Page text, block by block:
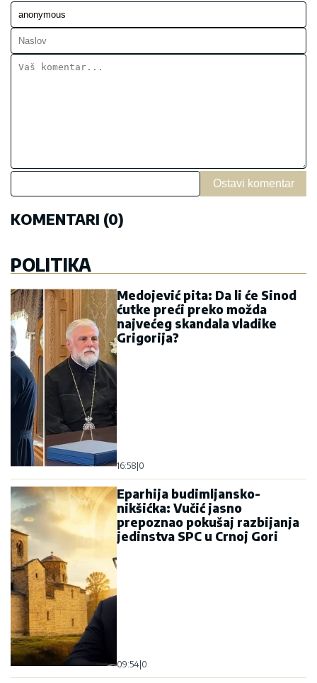
Ostavi komentar
KOMENTARI (0)
POLITIKA
Medojević pita: Da li će Sinod
ćutke preći preko možda
najvećeg skandala vladike
Grigorija?
16:58 0
Eparhija budimljansko-
nikšićka: Vučić jasno
prepoznao pokušaj razbijanja
jedinstva SPC u Crnoj Gori
09:54 0